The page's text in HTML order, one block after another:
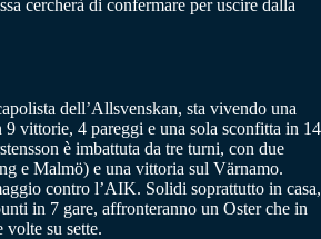
cercherà di confermare per uscire dalla
dell’Allsvenskan, sta vivendo una
9 vittorie, 4 pareggi e una sola sconfitta in 14
è imbattuta da tre turni, con due
e Malmö) e una vittoria sul Värnamo.
contro l’AIK. Solidi soprattutto in casa,
in 7 gare, affronteranno un Oster che in
volte su sette.